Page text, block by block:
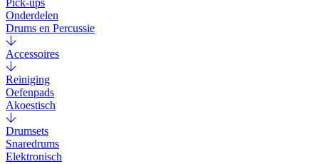
Pick-ups
Onderdelen
Drums en Percussie
Accessoires
Reiniging
Oefenpads
Akoestisch
Drumsets
Snaredrums
Elektronisch